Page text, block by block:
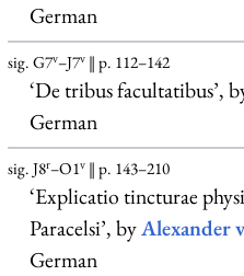
German
sig. G7v–J7v‖ p. 112–142
‘De tribus facultatibus’,
German
sig. J8r–O1v‖ p. 143–210
‘Explicatio tincturae
Paracelsi’, byAlexander
German